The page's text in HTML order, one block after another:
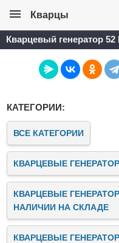
Кварцы
Кварцевый генератор
КАТЕГОРИИ:
ВСЕ КАТЕГОРИИ
КВАРЦЕВЫЕ
КВАРЦЕВЫЕ
НАЛИЧИИ НА СКЛАДЕ
КВАРЦЕВЫЕ